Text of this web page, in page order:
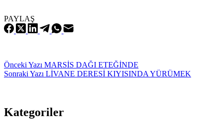
PAYLAŞ
Önceki Yazı MARSİS DAĞI ETEĞİNDE
Sonraki Yazı LİVANE DERESİ KIYISINDA YÜRÜMEK
Kategoriler